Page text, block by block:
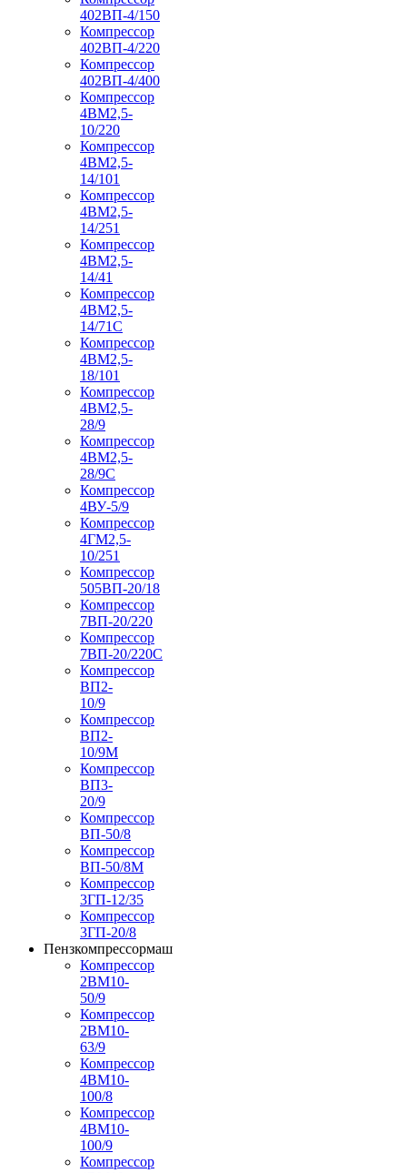
402ВП-4/150
Компрессор
402ВП-4/220
Компрессор
402ВП-4/400
Компрессор
4ВМ2,5-
10/220
Компрессор
4ВМ2,5-
14/101
Компрессор
4ВМ2,5-
14/251
Компрессор
4ВМ2,5-
14/41
Компрессор
4ВМ2,5-
14/71C
Компрессор
4ВМ2,5-
18/101
Компрессор
4ВМ2,5-
28/9
Компрессор
4ВМ2,5-
28/9С
Компрессор
4ВУ-5/9
Компрессор
4ГМ2,5-
10/251
Компрессор
505ВП-20/18
Компрессор
7ВП-20/220
Компрессор
7ВП-20/220С
Компрессор
ВП2-
10/9
Компрессор
ВП2-
10/9М
Компрессор
ВП3-
20/9
Компрессор
ВП-50/8
Компрессор
ВП-50/8М
Компрессор
3ГП-12/35
Компрессор
3ГП-20/8
Пензкомпрессормаш
Компрессор
2ВМ10-
50/9
Компрессор
2ВМ10-
63/9
Компрессор
4ВМ10-
100/8
Компрессор
4ВМ10-
100/9
Компрессор